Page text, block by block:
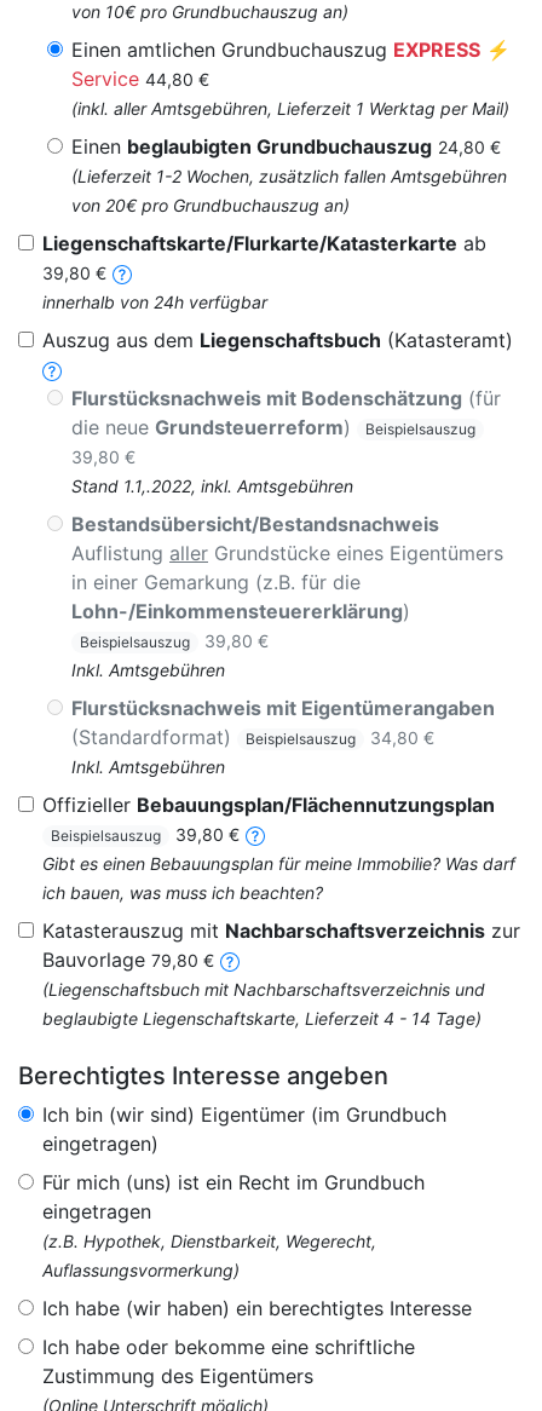
von 10€ pro Grundbuchauszug an)
Einen amtlichen Grundbuchauszug EXPRESS ⚡
Service 44,80 €
(inkl. aller Amtsgebühren, Lieferzeit 1 Werktag per Mail)
Einen beglaubigten Grundbuchauszug 24,80 €
(Lieferzeit 1-2 Wochen, zusätzlich fallen Amtsgebühren
von 20€ pro Grundbuchauszug an)
Liegenschaftskarte/Flurkarte/Katasterkarte ab
39,80 €
innerhalb von 24h verfügbar
Auszug aus dem Liegenschaftsbuch (Katasteramt)
Flurstücksnachweis mit Bodenschätzung (für
die neue Grundsteuerreform) Beispielsauszug
39,80 €
Stand 1.1,.2022, inkl. Amtsgebühren
Bestandsübersicht/Bestandsnachweis
Auflistung aller Grundstücke eines Eigentümers
in einer Gemarkung (z.B. für die
Lohn-/Einkommensteuererklärung)
Beispielsauszug
39,80 €
Inkl. Amtsgebühren
Flurstücksnachweis mit Eigentümerangaben
(Standardformat)
Beispielsauszug
34,80 €
Inkl. Amtsgebühren
Offizieller Bebauungsplan/Flächennutzungsplan
Beispielsauszug
39,80 €
Gibt es einen Bebauungsplan für meine Immobilie? Was darf
ich bauen, was muss ich beachten?
Katasterauszug mit Nachbarschaftsverzeichnis zur
Bauvorlage 79,80 €
(Liegenschaftsbuch mit Nachbarschaftsverzeichnis und
beglaubigte Liegenschaftskarte, Lieferzeit 4 - 14 Tage)
Berechtigtes Interesse angeben
Ich bin (wir sind) Eigentümer (im Grundbuch
eingetragen)
Für mich (uns) ist ein Recht im Grundbuch
eingetragen
(z.B. Hypothek, Dienstbarkeit, Wegerecht,
Auflassungsvormerkung)
Ich habe (wir haben) ein berechtigtes Interesse
Ich habe oder bekomme eine schriftliche
Zustimmung des Eigentümers
(Online Unterschrift möglich)